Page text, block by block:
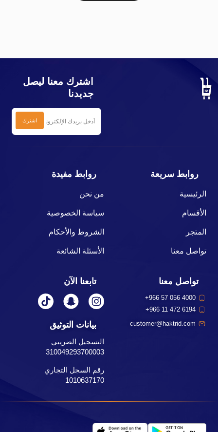
اشترك معنا ليصل
جديدنا
روابط سريعة
الرئيسية
الأقسام
المتجر
تواصل معنا
روابط مفيدة
من نحن
سياسة الخصوصية
الشروط والأحكام
الأسئلة الشائعة
تواصل معنا
+966 57 056 4000
+966 11 472 6194
customer@haktrid.com
تابعنا الآن
بيانات التوثيق
التسجيل الضريبي
310049293700003
رقم السجل التجاري
1010637170